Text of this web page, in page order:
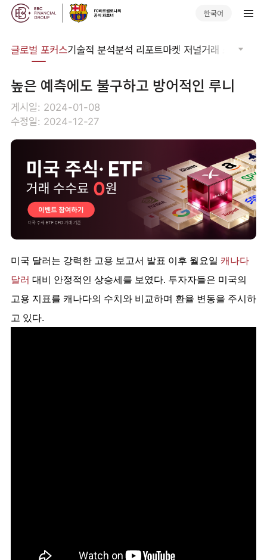
한국어
글로벌 포커스기술적 분석분석 리포트마켓 저널거래 소프트웨어
높은 예측에도 불구하고 방어적인 루니
게시일: 2024-01-08
수정일: 2024-12-27
미국 달러는 강력한 고용 보고서 발표 이후 월요일 캐나다
달러 대비 안정적인 상승세를 보였다. 투자자들은 미국의
고용 지표를 캐나다의 수치와 비교하며 환율 변동을 주시하
고 있다.